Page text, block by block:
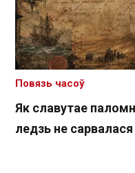
Як славутае
ледзь не сарвалася
Повязь часоў